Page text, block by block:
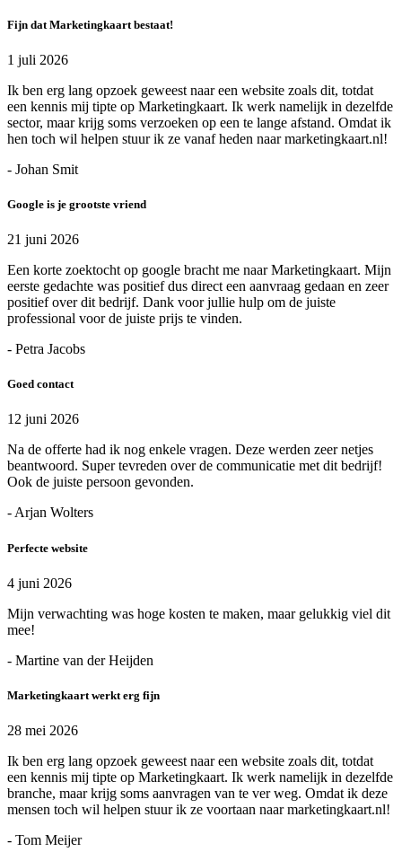
Fijn dat Marketingkaart bestaat!
1 juli 2026
Ik ben erg lang opzoek geweest naar een website zoals dit, totdat
een kennis mij tipte op Marketingkaart. Ik werk namelijk in dezelfde
sector, maar krijg soms verzoeken op een te lange afstand. Omdat ik
hen toch wil helpen stuur ik ze vanaf heden naar marketingkaart.nl!
- Johan Smit
Google is je grootste vriend
21 juni 2026
Een korte zoektocht op google bracht me naar Marketingkaart. Mijn
eerste gedachte was positief dus direct een aanvraag gedaan en zeer
positief over dit bedrijf. Dank voor jullie hulp om de juiste
professional voor de juiste prijs te vinden.
- Petra Jacobs
Goed contact
12 juni 2026
Na de offerte had ik nog enkele vragen. Deze werden zeer netjes
beantwoord. Super tevreden over de communicatie met dit bedrijf!
Ook de juiste persoon gevonden.
- Arjan Wolters
Perfecte website
4 juni 2026
Mijn verwachting was hoge kosten te maken, maar gelukkig viel dit
mee!
- Martine van der Heijden
Marketingkaart werkt erg fijn
28 mei 2026
Ik ben erg lang opzoek geweest naar een website zoals dit, totdat
een kennis mij tipte op Marketingkaart. Ik werk namelijk in dezelfde
branche, maar krijg soms aanvragen van te ver weg. Omdat ik deze
mensen toch wil helpen stuur ik ze voortaan naar marketingkaart.nl!
- Tom Meijer